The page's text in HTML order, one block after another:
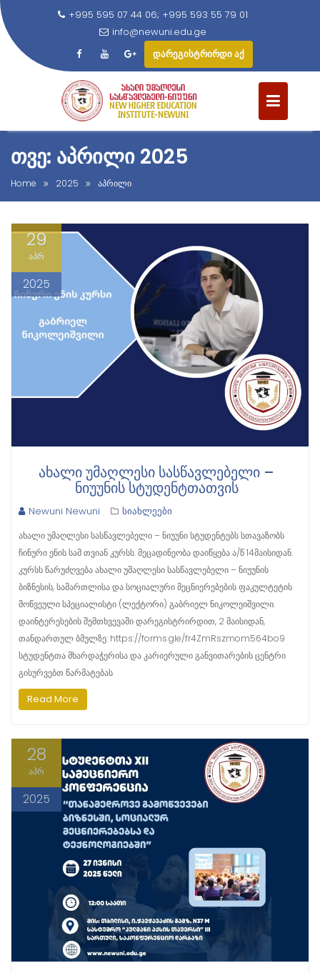
p
o
+995 595 07 44 06; +995 593 55 79 01
info@newuni.edu.ge
დარეგისტრირდი აქ
ᲗᲕᲔ: ᲐᲞᲠᲘᲚᲘ 2025
Home 2025 აპრილი
29
აპრ
2025
ᲐᲮᲐᲚᲘ ᲣᲛᲐᲦᲚᲔᲡᲘ ᲡᲐᲡᲬᲐᲕᲚᲔᲑᲔᲚᲘ –
ᲜᲘᲣᲣᲜᲘᲡ ᲡᲢᲣᲓᲔᲜᲢᲗᲐᲗᲕᲘᲡ
Newuni Newuni სიახლეები
ახალი უმაღლესი სასწავლებელი – ნიუუნი სტუდენტებს სთავაზობს
ჩინური ენის სამ თვიან კურსს. მეცადინეობა დაიწყება ა/წ 14მაისიდან.
კურსს წარუძღვება ახალი უმაღლესი სასწავლებელი – ნიუუნის
ბიზნესის, სამართლისა და სოციალური მეცნიერებების ფაკულტეტის
მოწვეული სპეციალისტი (ლექტორი) გაბრიელ ნიკოლეიშვილი.
დაინტერესების შემთხვევაში დარეგისტრირდით, 2 მაისიდან,
თანდართულ ბმულზე: https://forms.gle/fr4ZmRszmom564bo9
სტუდენტთა მხარდაჭერისა და კარიერული განვითარების ცენტრი
გისურვებთ წარმატებას
Read More
28
აპრ
2025